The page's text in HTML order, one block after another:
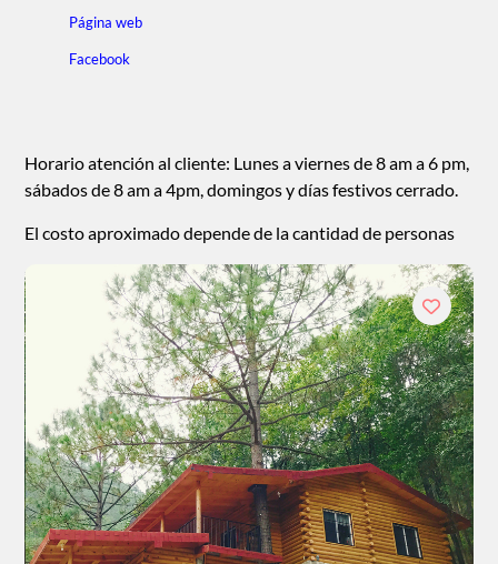
Página web
Facebook
Horario atención al cliente: Lunes a viernes de 8 am a 6 pm,
sábados de 8 am a 4pm, domingos y días festivos cerrado.
El costo aproximado depende de la cantidad de personas